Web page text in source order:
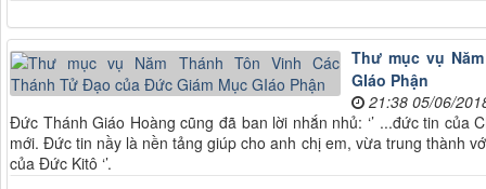
Thư mục vụ
GIáo Phận
21:38 05/06/
Đức Thánh Giáo Hoàng cũng đã ban lời nhắn nhủ: ‘’ ...đức tin
mới. Đức tin nầy là nền tảng giúp cho anh chị em, vừa trung thành
của Đức Kitô ‘’.